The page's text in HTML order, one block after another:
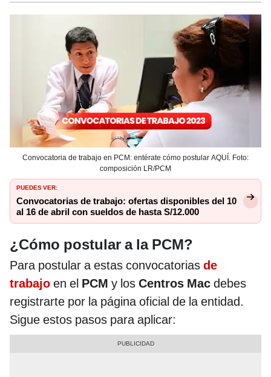
Convocatoria de trabajo en PCM: entérate cómo postular AQUÍ. Foto:
composición LR/PCM
PUEDES VER:
Convocatorias de trabajo: ofertas disponibles del 10
al 16 de abril con sueldos de hasta S/12.000
¿Cómo postular a la PCM?
Para postular a estas convocatorias de
trabajo en el PCM y los Centros Mac debes
registrarte por la página oficial de la entidad.
Sigue estos pasos para aplicar: